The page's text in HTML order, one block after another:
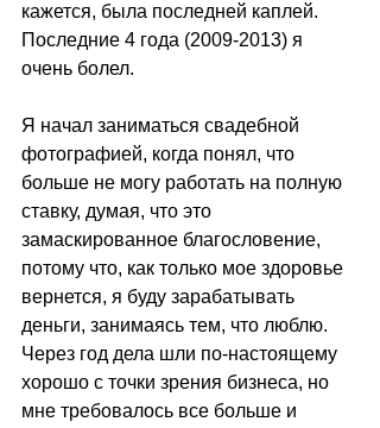
кажется, была последней каплей.
Последние 4 года (2009-2013) я
очень болел.
Я начал заниматься свадебной
фотографией, когда понял, что
больше не могу работать на полную
ставку, думая, что это
замаскированное благословение,
потому что, как только мое здоровье
вернется, я буду зарабатывать
деньги, занимаясь тем, что люблю.
Через год дела шли по-настоящему
хорошо с точки зрения бизнеса, но
мне требовалось все больше и